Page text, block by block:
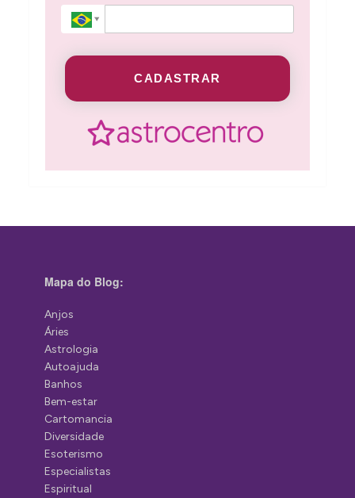
CADASTRAR
Mapa do Blog:
Anjos
Áries
Astrologia
Autoajuda
Banhos
Bem-estar
Cartomancia
Diversidade
Esoterismo
Especialistas
Espiritual